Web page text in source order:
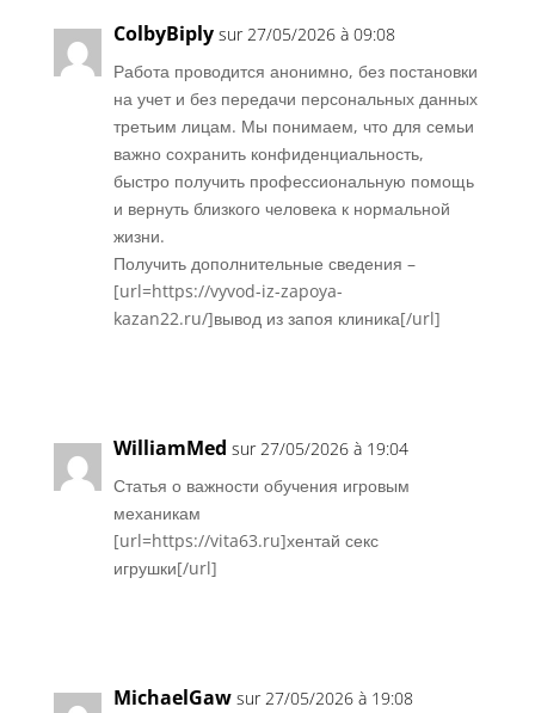
ColbyBiply sur 27/05/2026 à 09:08
Работа проводится анонимно, без постановки
на учет и без передачи персональных данных
третьим лицам. Мы понимаем, что для семьи
важно сохранить конфиденциальность,
быстро получить профессиональную помощь
и вернуть близкого человека к нормальной
жизни.
Получить дополнительные сведения –
[url=https://vyvod-iz-zapoya-
kazan22.ru/]вывод из запоя клиника[/url]
WilliamMed sur 27/05/2026 à 19:04
Статья о важности обучения игровым
механикам
[url=https://vita63.ru]хентай секс
игрушки[/url]
MichaelGaw sur 27/05/2026 à 19:08